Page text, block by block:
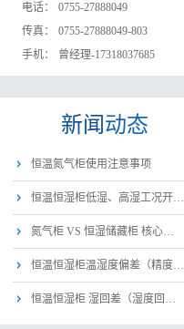
电话：
0755-27888049
传真：
0755-27888049-803
手机：
曾经理-17318037685
新闻动态
恒温氮气柜使用注意事项
恒温恒湿柜低湿、高湿工况开…
氮气柜 VS 恒湿储藏柜 核心…
恒温恒湿柜温湿度偏差（精度…
恒温恒湿柜 湿回差（湿度回…